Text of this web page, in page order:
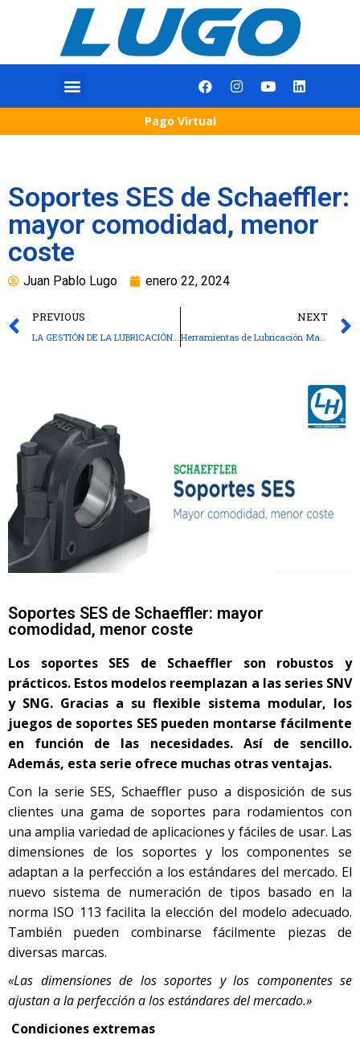
Pago Virtual
Soportes SES de Schaeffler:
mayor comodidad, menor
coste
Juan Pablo Lugo enero 22, 2024
PREVIOUS
LA GESTIÓN DE LA LUBRICACIÓN: EL CAMINO PARA MEJORAR EL RENDIMIENTO
NEXT
Herramientas de Lubricación Manual
Soportes SES de Schaeffler: mayor
comodidad, menor coste
Los soportes SES de Schaeffler son robustos y
prácticos. Estos modelos reemplazan a las series SNV
y SNG. Gracias a su flexible sistema modular, los
juegos de soportes SES pueden montarse fácilmente
en función de las necesidades. Así de sencillo.
Además, esta serie ofrece muchas otras ventajas.
Con la serie SES, Schaeffler puso a disposición de sus
clientes una gama de soportes para rodamientos con
una amplia variedad de aplicaciones y fáciles de usar. Las
dimensiones de los soportes y los componentes se
adaptan a la perfección a los estándares del mercado. El
nuevo sistema de numeración de tipos basado en la
norma ISO 113 facilita la elección del modelo adecuado.
También pueden combinarse fácilmente piezas de
diversas marcas.
«Las dimensiones de los soportes y los componentes se
ajustan a la perfección a los estándares del mercado.»
Condiciones extremas